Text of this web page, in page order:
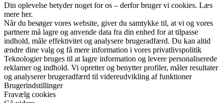
Din oplevelse betyder noget for os – derfor bruger vi cookies. Læs
mere her.
Når du besøger vores website, giver du samtykke til, at vi og vores
partnere må lagre og anvende data fra din enhed for at tilpasse
indhold, måle effektivitet og analysere brugeradfærd. Du kan altid
ændre dine valg og få mere information i vores privatlivspolitik
Teknologier bruges til at lagre information og levere personaliserede
reklamer og indhold. Vi opretter og benytter profiler, måler resultater
og analyserer brugeradfærd til videreudvikling af funktioner
Brugerindstillinger
Fravælg cookies